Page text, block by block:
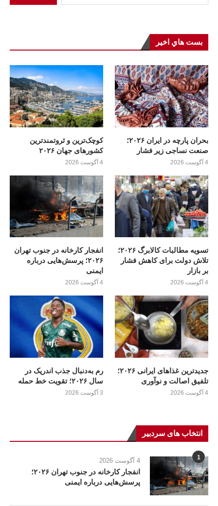
بست هاي اخير
بحران پارچه در ایران ۲۰۲۶؛
صنعت نساجی زیر فشار
4 آگوست 2026
کوچک‌ترین و ثروتمندترین
کشورهای جهان ۲۰۲۶
4 آگوست 2026
تسویه مطالبات کالابرگ ۲۰۲۶؛
تلاش دولت برای کاهش فشار
بر بازار
4 آگوست 2026
انفجار کارخانه در جنوب تهران
۲۰۲۶؛ پرسش‌هایی درباره
ایمنی
4 آگوست 2026
جدیدترین غذاهای ایرانی ۲۰۲۶؛
تلفیق اصالت و نوآوری
4 آگوست 2026
رم به‌دنبال جذب اندریک در
سال ۲۰۲۶؛ تقویت خط حمله
3 آگوست 2026
انتخاب های سردبیر
1 4 آگوست 2026
انفجار کارخانه در جنوب تهران ۲۰۲۶؛
پرسش‌هایی درباره ایمنی